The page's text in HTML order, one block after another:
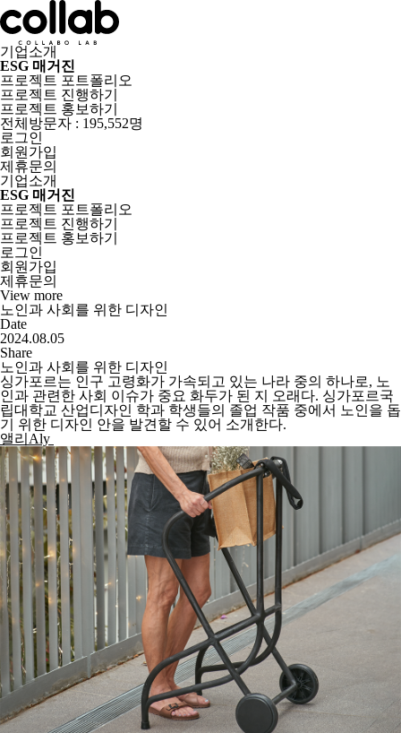
기업소개
ESG 매거진
프로젝트 포트폴리오
프로젝트 진행하기
프로젝트 홍보하기
전체방문자 : 195,552명
로그인
회원가입
제휴문의
기업소개
ESG 매거진
프로젝트 포트폴리오
프로젝트 진행하기
프로젝트 홍보하기
로그인
회원가입
제휴문의
View more
노인과 사회를 위한 디자인
Date
2024.08.05
Share
노인과 사회를 위한 디자인
싱가포르는 인구 고령화가 가속되고 있는 나라 중의 하나로, 노
인과 관련한 사회 이슈가 중요 화두가 된 지 오래다. 싱가포르국
립대학교 산업디자인 학과 학생들의 졸업 작품 중에서 노인을 돕
기 위한 디자인 안을 발견할 수 있어 소개한다.
앨리Aly